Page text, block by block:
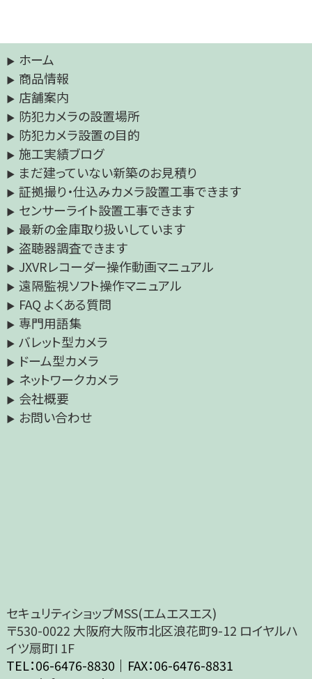
ホーム
商品情報
店舗案内
防犯カメラの設置場所
防犯カメラ設置の目的
施工実績ブログ
まだ建っていない新築のお見積り
証拠撮り・仕込みカメラ設置工事できます
センサーライト設置工事できます
最新の金庫取り扱いしています
盗聴器調査できます
JXVRレコーダー操作動画マニュアル
遠隔監視ソフト操作マニュアル
FAQ よくある質問
専門用語集
バレット型カメラ
ドーム型カメラ
ネットワークカメラ
会社概要
お問い合わせ
セキュリティショップMSS(エムエスエス)
〒530-0022 大阪府大阪市北区浪花町9-12 ロイヤルハ
イツ扇町I 1F
TEL：06-6476-8830｜FAX：06-6476-8831